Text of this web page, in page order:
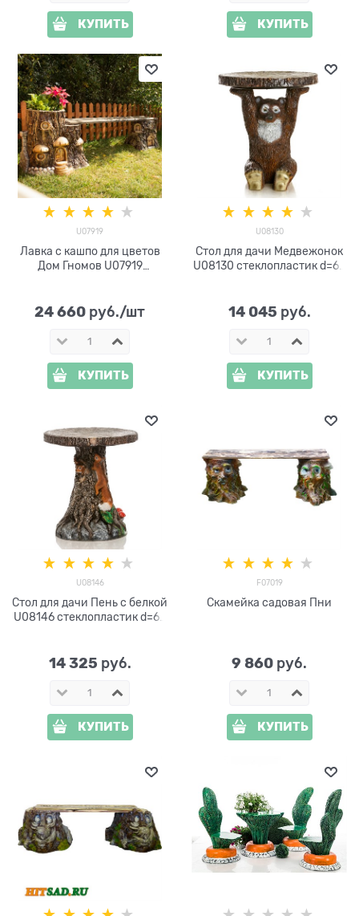
КУПИТЬ КУПИТЬ
U07919
Лавка с кашпо для цветов
Дом Гномов U07919
24 660 руб./шт
КУПИТЬ
U08130
Стол для дачи Медвежонок
U08130 стеклопластик d=60
14 045 руб.
КУПИТЬ
U08146
Стол для дачи Пень с белкой
U08146 стеклопластик d=60
14 325 руб.
КУПИТЬ
F07019
Скамейка садовая Пни
9 860 руб.
КУПИТЬ